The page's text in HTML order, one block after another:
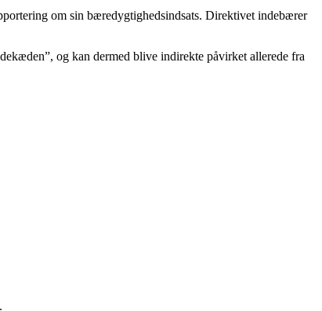
om sin bæredygtighedsindsats. Direktivet indebærer
og kan dermed blive indirekte påvirket allerede fra